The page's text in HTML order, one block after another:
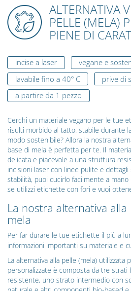
ALTERNATIVA
PELLE (MELA)
PIENE DI
incise a laser
vegane e
lavabile fino a 40° C
prive di
a partire da 1 pezzo
Cerchi un materiale vegano per le tue
risulti morbido al tatto, stabile durante
modo sostenibile? Allora la nostra
base di mela è perfetta per te. Il
delicata e piacevole a una struttura
incisioni laser con linee pulite e dettagli
stabilità, puoi cucirlo facilmente a
se utilizzi etichette con fori e vuoi
La nostra alternativa alla
mela
Per far durare le tue etichette il più a
informazioni importanti su materiale e
La alternativa alla pelle (mela)
personalizzate è composta da tre strati
resistente, uno strato intermedio con